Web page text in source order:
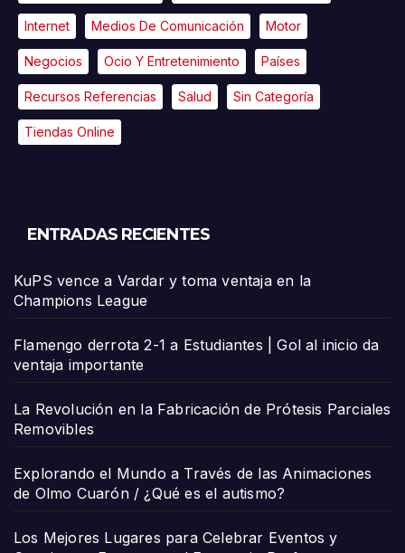
Internet Medios De Comunicación Motor
Negocios Ocio Y Entretenimiento Países
Recursos Referencias Salud Sin Categoría
Tiendas Online
ENTRADAS RECIENTES
KuPS vence a Vardar y toma ventaja en la
Champions League
Flamengo derrota 2-1 a Estudiantes | Gol al inicio da
ventaja importante
La Revolución en la Fabricación de Prótesis Parciales
Removibles
Explorando el Mundo a Través de las Animaciones
de Olmo Cuarón / ¿Qué es el autismo?
Los Mejores Lugares para Celebrar Eventos y